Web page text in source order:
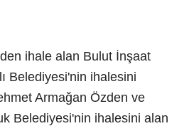
ihale alan Bulut İnşaat
Belediyesi'nin ihalesini
Armağan Özden ve
Belediyesi'nin ihalesini alan